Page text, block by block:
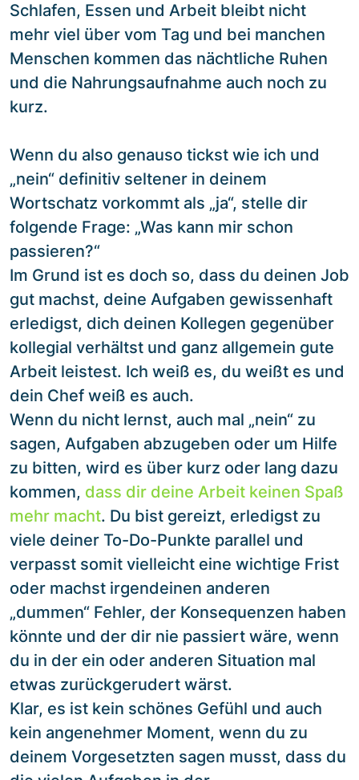
Schlafen, Essen und Arbeit bleibt nicht
mehr viel über vom Tag und bei manchen
Menschen kommen das nächtliche Ruhen
und die Nahrungsaufnahme auch noch zu
kurz.
Wenn du also genauso tickst wie ich und
„nein“ definitiv seltener in deinem
Wortschatz vorkommt als „ja“, stelle dir
folgende Frage: „Was kann mir schon
passieren?“
Im Grund ist es doch so, dass du deinen Job
gut machst, deine Aufgaben gewissenhaft
erledigst, dich deinen Kollegen gegenüber
kollegial verhältst und ganz allgemein gute
Arbeit leistest. Ich weiß es, du weißt es und
dein Chef weiß es auch.
Wenn du nicht lernst, auch mal „nein“ zu
sagen, Aufgaben abzugeben oder um Hilfe
zu bitten, wird es über kurz oder lang dazu
kommen, dass dir deine Arbeit keinen Spaß
mehr macht. Du bist gereizt, erledigst zu
viele deiner To-Do-Punkte parallel und
verpasst somit vielleicht eine wichtige Frist
oder machst irgendeinen anderen
„dummen“ Fehler, der Konsequenzen haben
könnte und der dir nie passiert wäre, wenn
du in der ein oder anderen Situation mal
etwas zurückgerudert wärst.
Klar, es ist kein schönes Gefühl und auch
kein angenehmer Moment, wenn du zu
deinem Vorgesetzten sagen musst, dass du